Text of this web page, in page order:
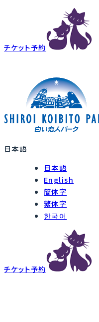
チケット予約
日本語
日本語
English
簡体字
繁体字
한국어
チケット予約